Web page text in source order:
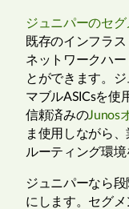
ジュニパーのセ
既存のインフラ
ネットワークハ
とができます。
マブルASICsを使
信頼済みのJunos
ま使用しながら
ルーティング環境
ジュニパーなら
にします。セグ